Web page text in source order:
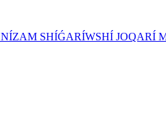
NÍZAM SHÍǴARÍWSHÍ JOQARÍ